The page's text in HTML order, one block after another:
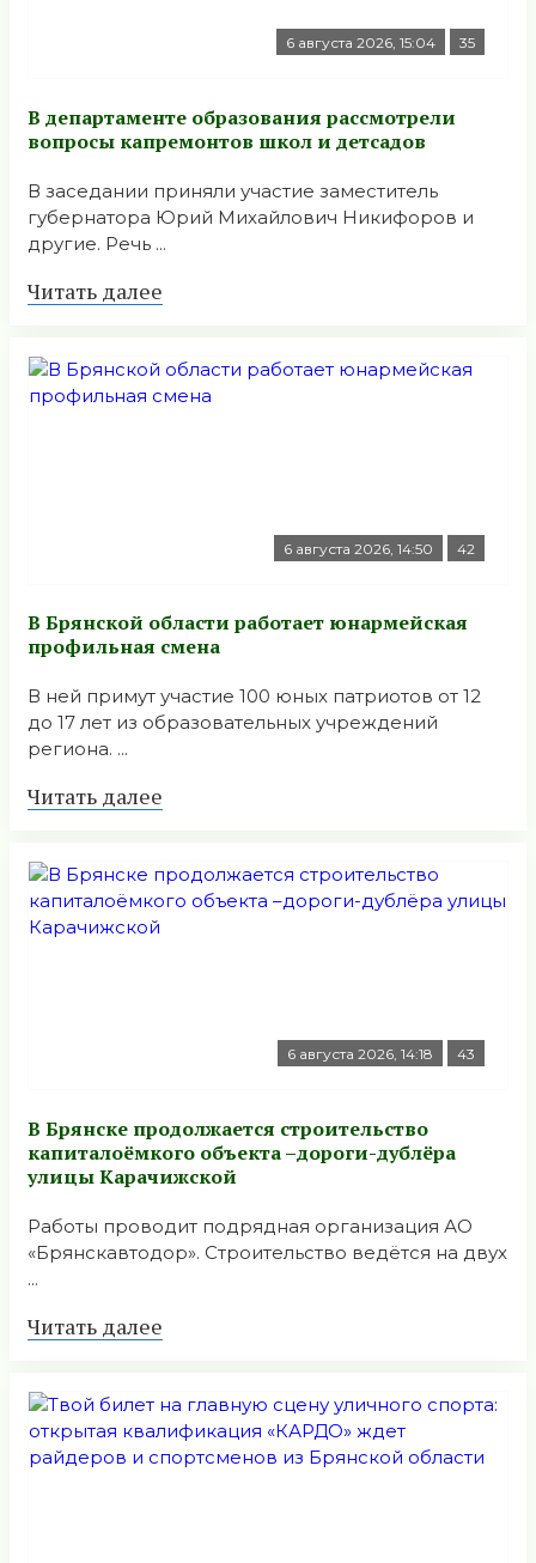
6 августа 2026, 15:04 35
В департаменте образования рассмотрели
вопросы капремонтов школ и детсадов
В заседании приняли участие заместитель
губернатора Юрий Михайлович Никифоров и
другие. Речь ...
Читать далее
6 августа 2026, 14:50 42
В Брянской области работает юнармейская
профильная смена
В ней примут участие 100 юных патриотов от 12
до 17 лет из образовательных учреждений
региона. ...
Читать далее
6 августа 2026, 14:18 43
В Брянске продолжается строительство
капиталоёмкого объекта –дороги-дублёра
улицы Карачижской
Работы проводит подрядная организация АО
«Брянскавтодор». Строительство ведётся на двух
...
Читать далее